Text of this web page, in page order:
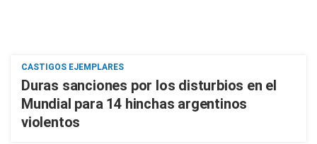
CASTIGOS EJEMPLARES
Duras sanciones por los disturbios en el
Mundial para 14 hinchas argentinos
violentos